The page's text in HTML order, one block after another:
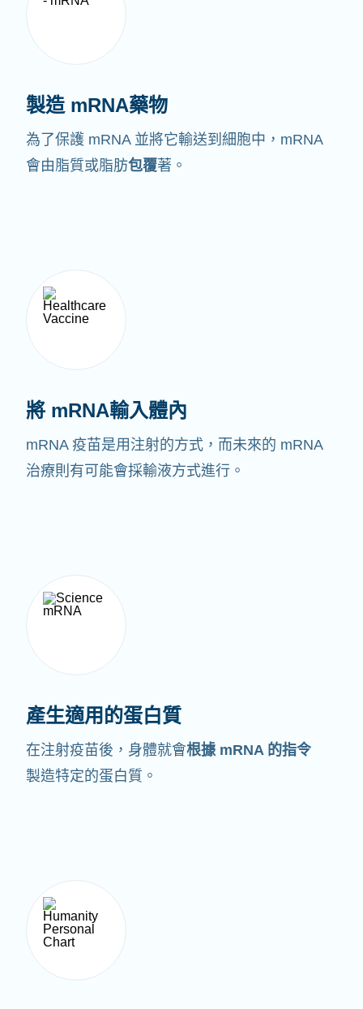
製造 mRNA藥物
為了保護 mRNA 並將它輸送到細胞中，mRNA
會由脂質或脂肪包覆著。
將 mRNA輸入體內
mRNA 疫苗是用注射的方式，而未來的 mRNA
治療則有可能會採輸液方式進行。
產生適用的蛋白質
在注射疫苗後，身體就會根據 mRNA 的指令
製造特定的蛋白質。